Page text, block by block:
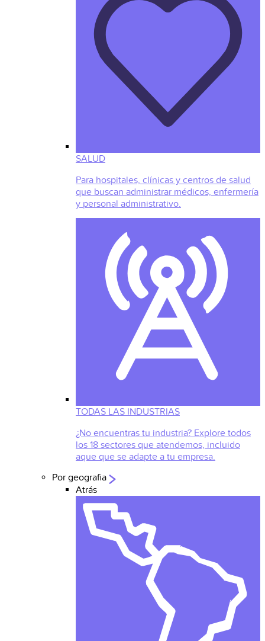
SALUD
Para hospitales, clínicas y centros de salud
que buscan administrar médicos, enfermería
y personal administrativo.
TODAS LAS INDUSTRIAS
¿No encuentras tu industria? Explore todos
los 18 sectores que atendemos, incluido
aque que se adapte a tu empresa.
Por geografia
Atrás